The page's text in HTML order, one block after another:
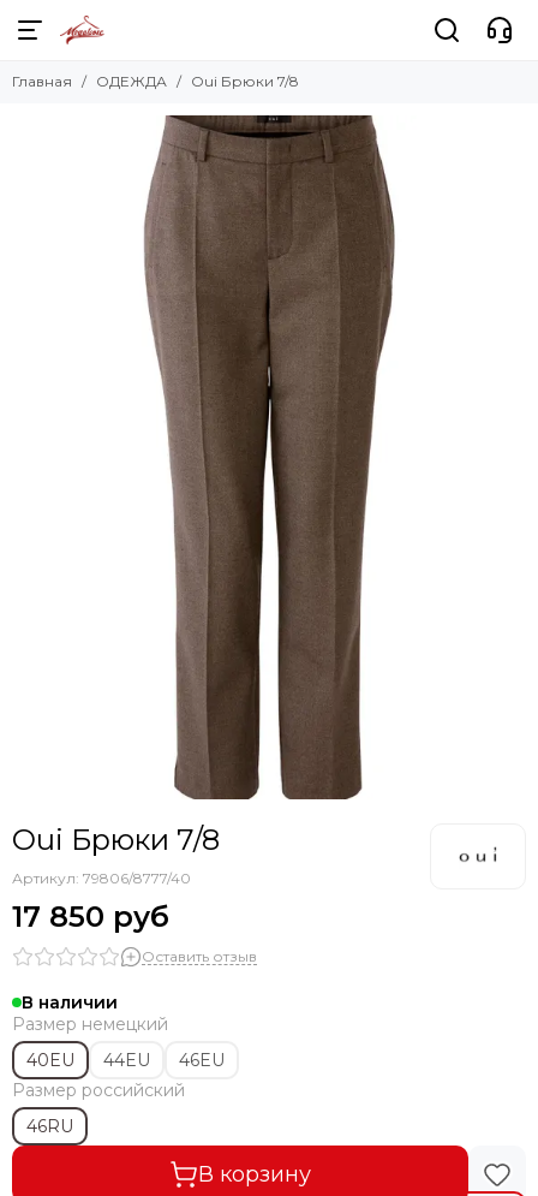
Главная ОДЕЖДА Oui Брюки 7/8
Oui Брюки 7/8
Артикул: 79806/8777/40
17 850 руб
Оставить отзыв
В наличии
Размер немецкий
40EU
44EU
46EU
Размер российский
46RU
В корзину